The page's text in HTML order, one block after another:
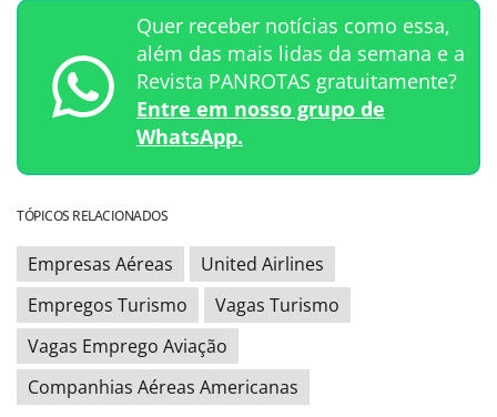
Quer receber notícias como essa,
além das mais lidas da semana e a
Revista PANROTAS gratuitamente?
Entre em nosso grupo de
WhatsApp.
TÓPICOS RELACIONADOS
Empresas Aéreas
United Airlines
Empregos Turismo
Vagas Turismo
Vagas Emprego Aviação
Companhias Aéreas Americanas